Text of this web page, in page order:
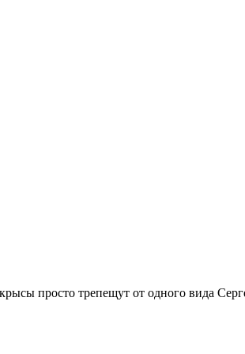
просто трепещут от одного вида